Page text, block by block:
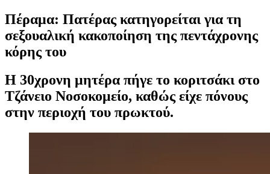
Πέραμα: Πατέρας κατηγορείται για τη
σεξουαλική κακοποίηση της πεντάχρονης
κόρης του
Η 30χρονη μητέρα πήγε το κοριτσάκι στο
Τζάνειο Νοσοκομείο, καθώς είχε πόνους
στην περιοχή του πρωκτού.